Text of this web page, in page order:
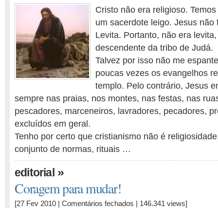
não
era
religioso
!
Cristo não era religioso.
um sacerdote leigo. Jesus não
Levita. Portanto, não era
descendente da tribo de Judá.
Talvez por isso não me
poucas vezes os evangelhos
templo. Pelo contrário, Jesus
sempre nas praias, nos montes, nas festas, nas
pescadores, marceneiros, lavradores, pecadores,
excluídos em geral.
Tenho por certo que cristianismo não é
conjunto de normas, rituais …
editorial»
Coragem para mudar!
[27 Fev 2010 | Comentários fechados em| 146.341 views]